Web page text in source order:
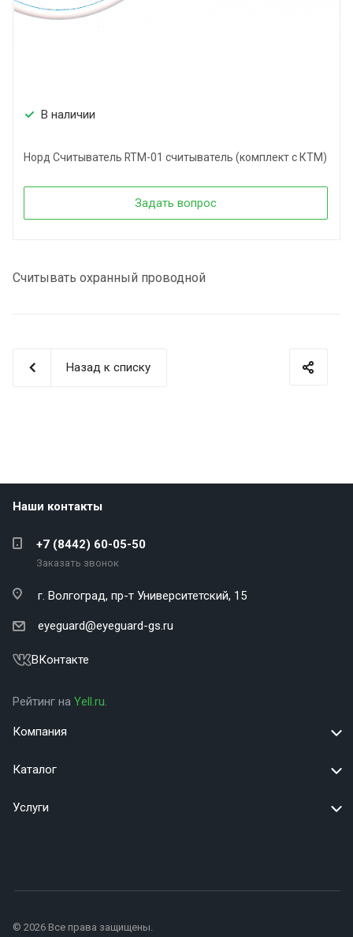
В наличии
Норд Считыватель RTM-01 считыватель (комплект с КТМ)
Задать вопрос
Считывать охранный проводной
Назад к списку
Наши контакты
+7 (8442) 60-05-50
Заказать звонок
г. Волгоград, пр-т Университетский, 15
eyeguard@eyeguard-gs.ru
ВКонтакте
Рейтинг на Yell.ru.
Компания
Каталог
Услуги
© 2026 Все права защищены.